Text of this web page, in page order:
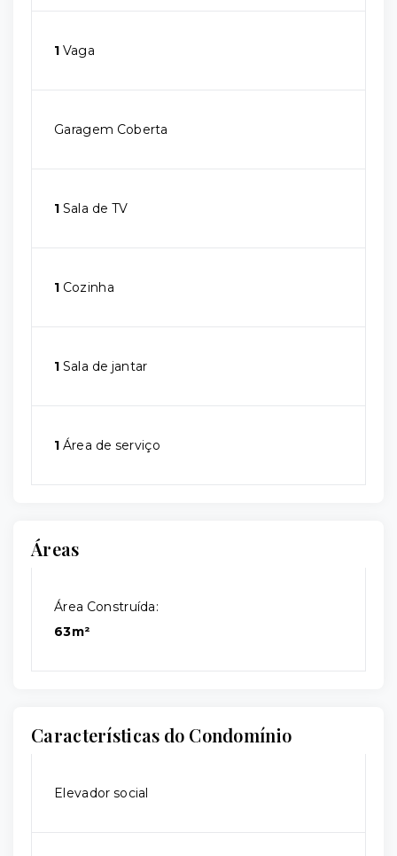
1 Vaga
Garagem Coberta
1 Sala de TV
1 Cozinha
1 Sala de jantar
1 Área de serviço
Áreas
Área Construída:
63m²
Características do Condomínio
Elevador social